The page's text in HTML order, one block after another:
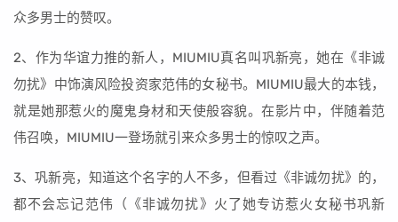
众多男士的赞叹。
2、作为华谊力推的新人，MIUMIU真名叫巩新亮，她在《非诚
勿扰》中饰演风险投资家范伟的女秘书。MIUMIU最大的本钱，
就是她那惹火的魔鬼身材和天使般容貌。在影片中，伴随着范
伟召唤，MIUMIU一登场就引来众多男士的惊叹之声。
3、巩新亮，知道这个名字的人不多，但看过《非诚勿扰》的，
都不会忘记范伟（《非诚勿扰》火了她专访惹火女秘书巩新